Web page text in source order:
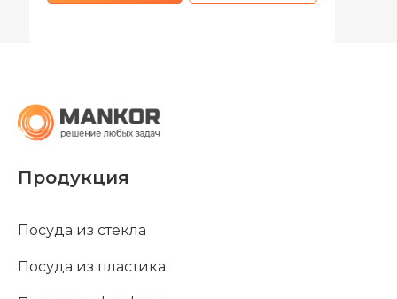
Продукция
Посуда из стекла
Посуда из пластика